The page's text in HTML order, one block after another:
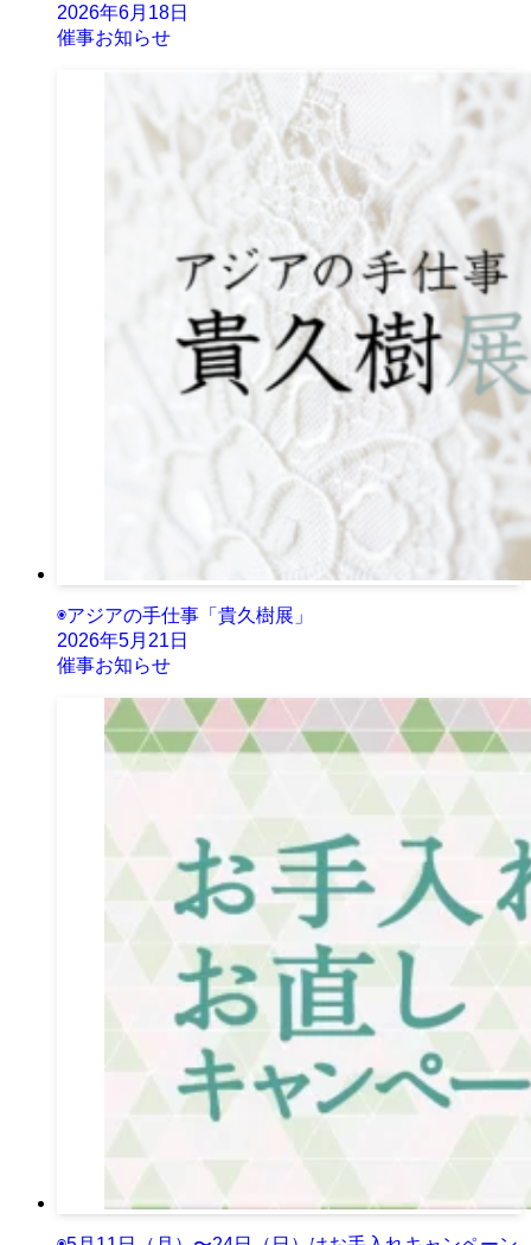
2026年6月18日
催事お知らせ
◉アジアの手仕事「貴久樹展」
2026年5月21日
催事お知らせ